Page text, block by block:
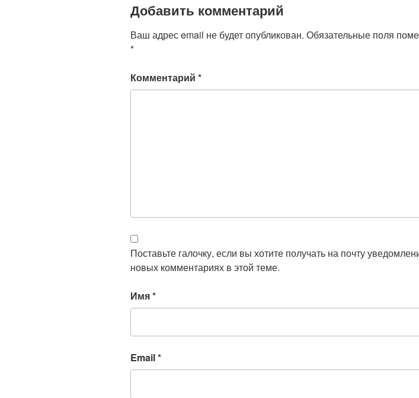
Добавить комментарий
Ваш адрес email не будет опубликован. Обязательные поля
*
Комментарий *
Поставьте галочку, если вы хотите получать на почту
новых комментариях в этой теме.
Имя*
Email*